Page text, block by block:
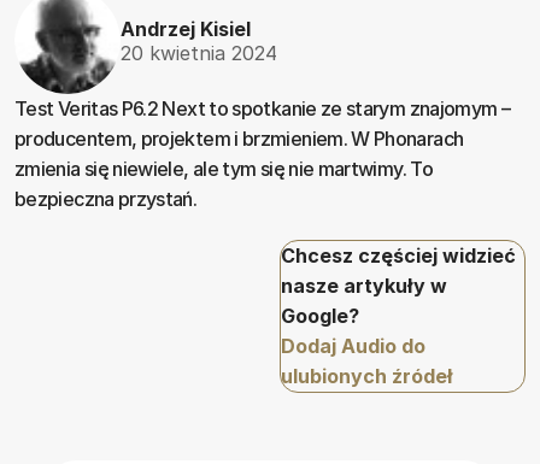
Andrzej Kisiel
20 kwietnia 2024
Test Veritas P6.2 Next to spotkanie ze starym znajomym –
producentem, projektem i brzmieniem. W Phonarach
zmienia się niewiele, ale tym się nie martwimy. To
bezpieczna przystań.
Chcesz częściej widzieć
nasze artykuły w
Google?
Dodaj Audio do
ulubionych źródeł